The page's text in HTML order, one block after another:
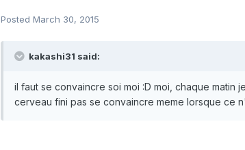
Posted March 30, 2015
kakashi31 said:
il faut se convaincre soi moi :D moi, chaque matin
cerveau fini pas se convaincre meme lorsque ce